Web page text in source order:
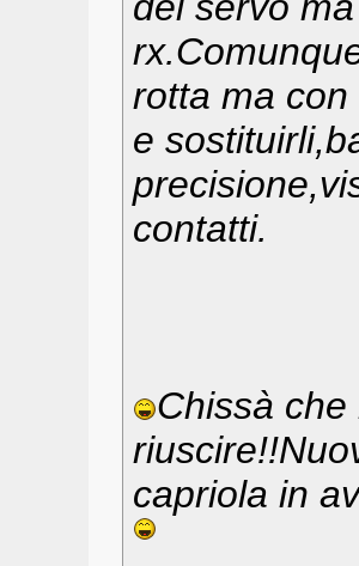
rotta ma
e
contatti.
Chissà
capriola in